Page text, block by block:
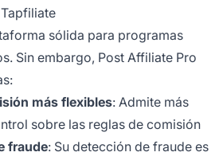
sólida para programas
Sin embargo, Post Affiliate Pro
más flexibles: Admite más
sobre las reglas de comisión
fraude: Su detección de fraude es